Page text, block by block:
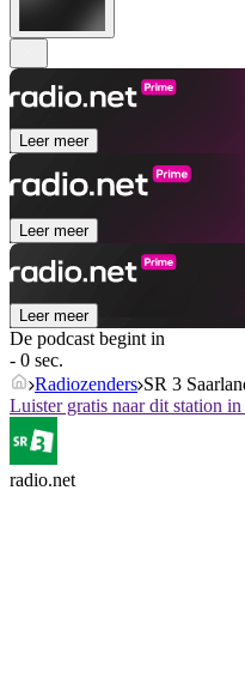
Leer meer
Leer meer
Leer meer
De podcast begint in
- 0 sec.
Radiozenders SR 3
Luister gratis naar dit station in
radio.net